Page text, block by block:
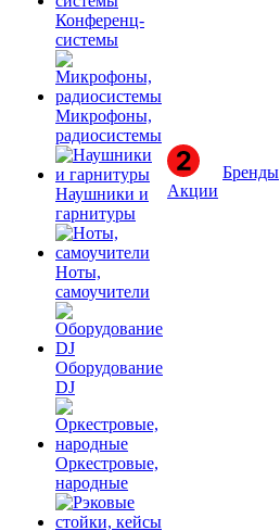
Конференц-
системы
Микрофоны,
радиосистемы
Наушники и
гарнитуры
Ноты,
самоучители
Оборудование
DJ
Оркестровые,
народные
Акции
Бренды